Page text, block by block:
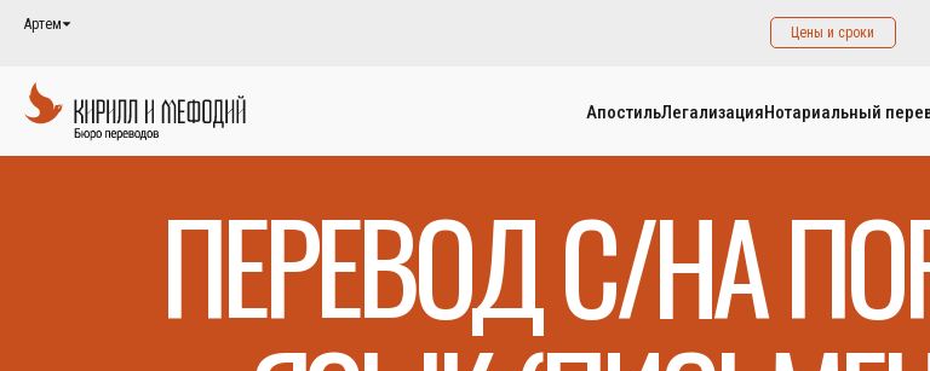
Артем Цены и сроки
АпостильЛегализацияНотариальный
ПЕРЕВОД С/НА